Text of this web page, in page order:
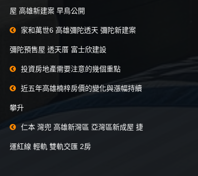
屋 高雄新建案 早鳥公開
家和萬世6 高雄彌陀透天 彌陀新建案
彌陀預售屋 透天厝 富士欣建設
投資房地產需要注意的幾個重點
近五年高雄楠梓房價的變化與漲幅持續
攀升
仁本 灣兜 高雄新灣區 亞灣區新成屋 捷
運紅線 輕軌 雙軌交匯 2房